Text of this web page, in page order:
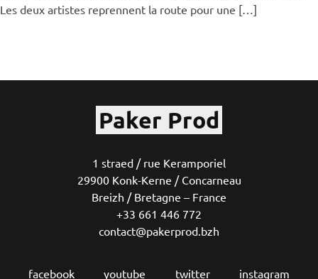
Les deux artistes reprennent la route pour une […]
Paker Prod
1 straed / rue Keramporiel
29900 Konk-Kerne / Concarneau
Breizh / Bretagne – France
+33 661 446 772
contact@pakerprod.bzh
facebook youtube twitter instagram